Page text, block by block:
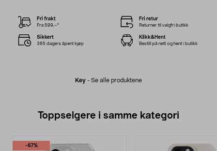
Key - Se alle produktene
Fri frakt
Fra 599,–*
Fri retur
Returner til valgfri butikk
Sikkert
365 dagers åpent kjøp
Klikk&Hent
Bestill på nett og hent i butikk
Toppselgere i samme kategori
-67%